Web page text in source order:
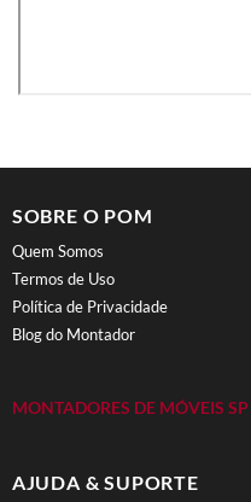
SOBRE O POM
Quem Somos
Termos de Uso
Política de Privacidade
Blog do Montador
MONTADORES DE MÓVEIS SP
AJUDA & SUPORTE